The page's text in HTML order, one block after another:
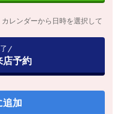
レンダーから日時を選択して
店予約
追加